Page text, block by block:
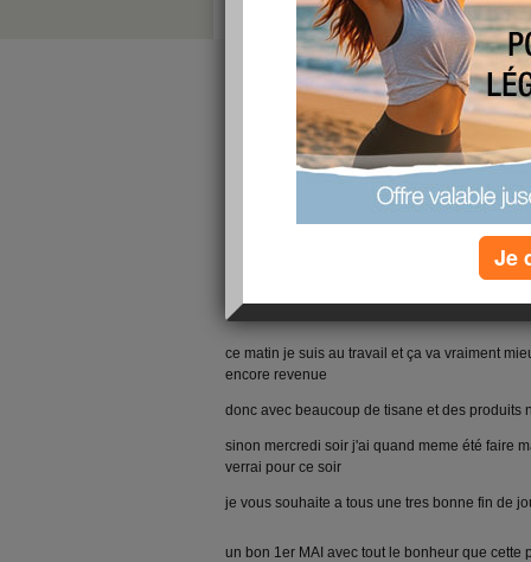
mercredi soir je suis allé à la pharmacie et j'ai
pamplemousse
qui connait
et bien c'est un antibiotique naturel qui n'a pas
donc depui mercredi soir je bois de l'extrait de
mais je ne savais pas qu'il ne fallait pas le
n'est que hier a midi que jai commencé à le
donc je vais un peu mieux hier j'étais
toute la journée
ce matin je suis au travail et ça va vraiment
encore revenue
donc avec beaucoup de tisane et des produits
sinon mercredi soir j'ai quand meme été faire
verrai pour ce soir
je vous souhaite a tous une tres bonne fin de
un bon 1er MAI avec tout le bonheur que cette
Je